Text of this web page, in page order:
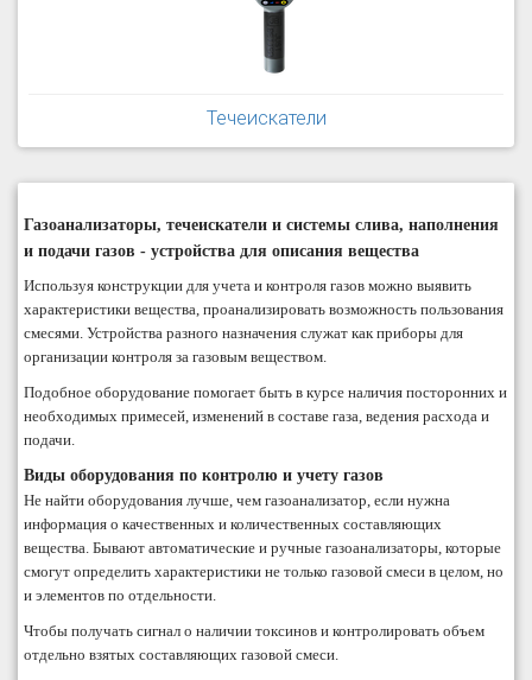
Течеискатели
Газоанализаторы, течеискатели и системы слива, наполнения
и подачи газов - устройства для описания вещества
Используя конструкции для учета и контроля газов можно выявить
характеристики вещества, проанализировать возможность пользования
смесями. Устройства разного назначения служат как приборы для
организации контроля за газовым веществом.
Подобное оборудование помогает быть в курсе наличия посторонних и
необходимых примесей, изменений в составе газа, ведения расхода и
подачи.
Виды оборудования по контролю и учету газов
Не найти оборудования лучше, чем газоанализатор, если нужна
информация о качественных и количественных составляющих
вещества. Бывают автоматические и ручные газоанализаторы, которые
смогут определить характеристики не только газовой смеси в целом, но
и элементов по отдельности.
Чтобы получать сигнал о наличии токсинов и контролировать объем
отдельно взятых составляющих газовой смеси.